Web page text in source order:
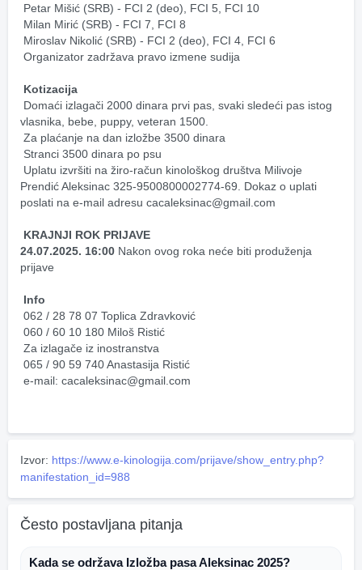
Petar Mišić (SRB) - FCI 2 (deo), FCI 5, FCI 10
Milan Mirić (SRB) - FCI 7, FCI 8
Miroslav Nikolić (SRB) - FCI 2 (deo), FCI 4, FCI 6
Organizator zadržava pravo izmene sudija
Kotizacija
vlasnika, bebe, puppy, veteran 1500.
Za plaćanje na dan izložbe 3500 dinara
Stranci 3500 dinara po psu
Prendić Aleksinac 325-9500800002774-69. Dokaz o uplati
poslati na e-mail adresu cacaleksinac@gmail.com
KRAJNJI ROK PRIJAVE
24.07.2025. 16:00 Nakon ovog roka neće biti produženja
prijave
Info
062 / 28 78 07 Toplica Zdravković
060 / 60 10 180 Miloš Ristić
Za izlagače iz inostranstva
065 / 90 59 740 Anastasija Ristić
e-mail: cacaleksinac@gmail.com
Izvor: https://www.e-kinologija.com/prijave/show_entry.php?
manifestation_id=988
Često postavljana pitanja
Kada se održava Izložba pasa Aleksinac 2025?